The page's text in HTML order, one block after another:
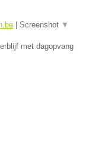
Screenshot ▼
met dagopvang